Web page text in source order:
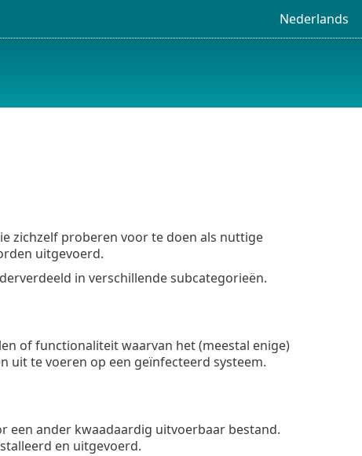
Nederlands
zichzelf proberen voor te doen als nuttige
uitgevoerd.
in verschillende subcategorieën.
of functionaliteit waarvan het (meestal enige)
uit te voeren op een geïnfecteerd systeem.
een ander kwaadaardig uitvoerbaar bestand.
en uitgevoerd.